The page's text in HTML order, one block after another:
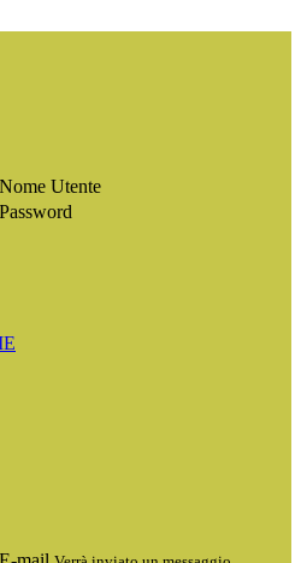
Nome Utente
Password